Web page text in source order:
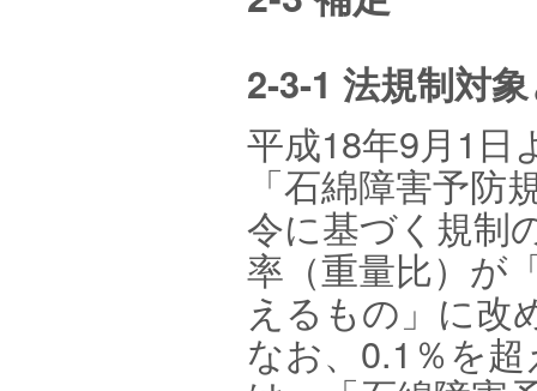
2-3-1 法規制対
平成18年9月1日
「石綿障害予
令に基づく規制
率（重量比）が
えるもの」に改
なお、0.1％を